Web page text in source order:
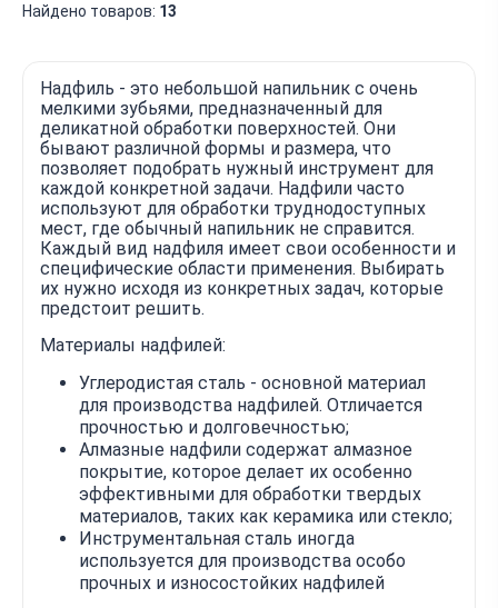
Найдено товаров: 13
Надфиль - это небольшой напильник с очень
мелкими зубьями, предназначенный для
деликатной обработки поверхностей. Они
бывают различной формы и размера, что
позволяет подобрать нужный инструмент для
каждой конкретной задачи. Надфили часто
используют для обработки труднодоступных
мест, где обычный напильник не справится.
Каждый вид надфиля имеет свои особенности и
специфические области применения. Выбирать
их нужно исходя из конкретных задач, которые
предстоит решить.
Материалы надфилей:
Углеродистая сталь - основной материал
для производства надфилей. Отличается
прочностью и долговечностью;
Алмазные надфили содержат алмазное
покрытие, которое делает их особенно
эффективными для обработки твердых
материалов, таких как керамика или стекло;
Инструментальная сталь иногда
используется для производства особо
прочных и износостойких надфилей